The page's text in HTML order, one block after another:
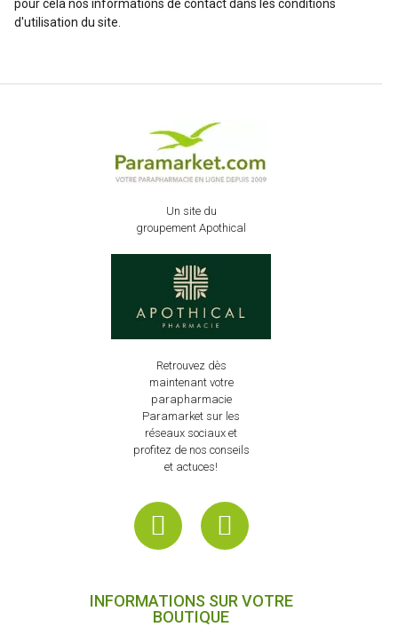
pour cela nos informations de contact dans les conditions
d'utilisation du site.
Un site du
groupement Apothical
Retrouvez dès
maintenant votre
parapharmacie
Paramarket sur les
réseaux sociaux et
profitez de nos conseils
et actuces!
INFORMATIONS SUR VOTRE
BOUTIQUE